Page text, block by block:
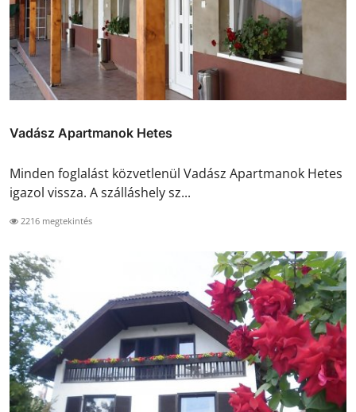
Vadász Apartmanok Hetes
Minden foglalást közvetlenül Vadász Apartmanok Hetes
igazol vissza. A szálláshely sz...
2216 megtekintés